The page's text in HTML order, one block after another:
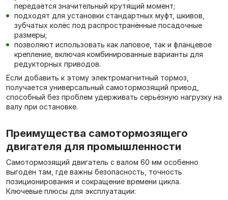
передаётся значительный крутящий момент;
подходят для установки стандартных муфт, шкивов,
зубчатых колёс под распространённые посадочные
размеры;
позволяют использовать как лаповое, так и фланцевое
крепление, включая комбинированные варианты для
редукторных приводов.
Если добавить к этому электромагнитный тормоз,
получается универсальный самотормозящий привод,
способный без проблем удерживать серьёзную нагрузку на
валу при остановке.
Преимущества самотормозящего
двигателя для промышленности
Самотормозящий двигатель с валом 60 мм особенно
выгоден там, где важны безопасность, точность
позиционирования и сокращение времени цикла.
Ключевые плюсы для эксплуатации: